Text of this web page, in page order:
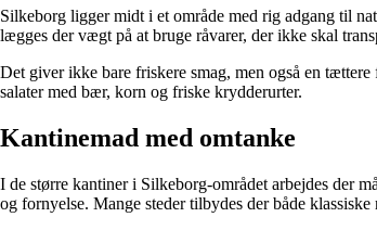
Silkeborg ligger midt i et område med rig adgang til
lægges der vægt på at bruge råvarer, der ikke skal
Det giver ikke bare friskere smag, men også en
salater med bær, korn og friske krydderurter.
Kantinemad med omtanke
I de større kantiner i Silkeborg-området arbejdes der
og fornyelse. Mange steder tilbydes der både